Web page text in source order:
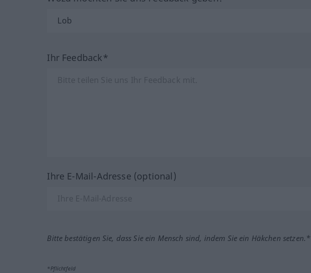
Ihr Feedback*
Ihre E-Mail-Adresse (optional)
Bitte bestätigen Sie, dass Sie ein Mensch sind, indem Sie ein Häkchen setzen.*
*Pflichtfeld